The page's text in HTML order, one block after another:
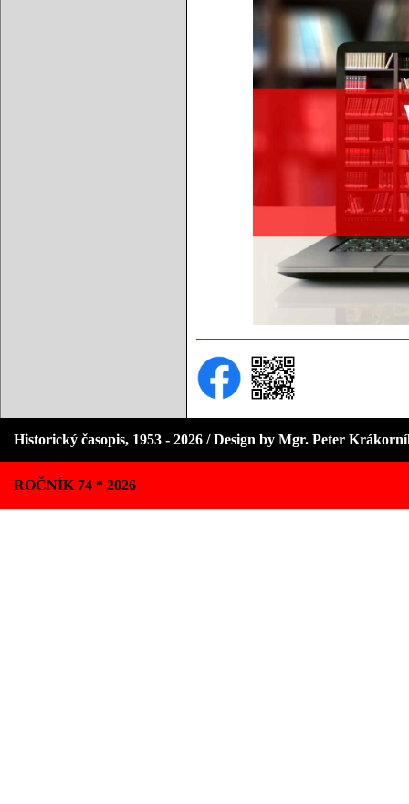
Historický časopis, 1953 - 2026 / Design by Mgr. Peter
ROČNÍK 74 * 2026